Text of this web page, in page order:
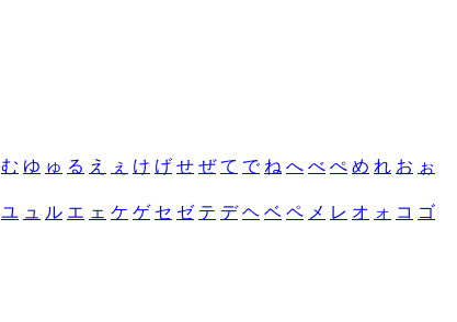
む ゆ ゅ る え ぇ け げ せ ぜ て で ね へ べ ぺ め れ お ぉ
ユ ュ ル エ ェ ケ ゲ セ ゼ テ デ ヘ ベ ペ メ レ オ ォ コ ゴ